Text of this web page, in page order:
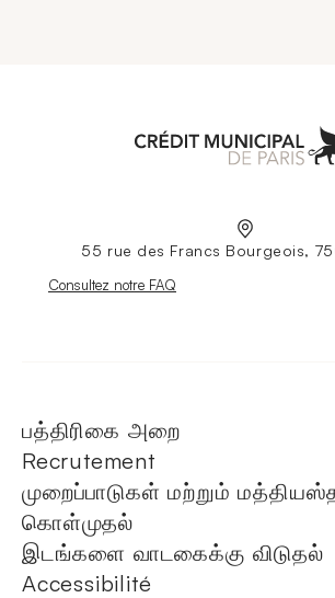
55 rue des Francs Bourgeois,
Nouvelle fenêtre
Consultez notre FAQ
பத்திரிகை அறை
Recrutement
முறைப்பாடுகள் மற்றும்
கொள்முதல்
இடங்களை வாடகைக்கு விடுதல்
Accessibilité